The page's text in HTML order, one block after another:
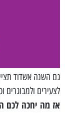
גם השנה אשדוד
לצעירים ולמבוגרים
אז מה יחכה לכם